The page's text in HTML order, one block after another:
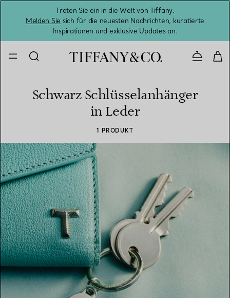
Treten Sie ein in die Welt von Tiffany.
Melden Sie sich für die neuesten Nachrichten, kuratierte
Inspirationen und exklusive Updates an.
Schwarz Schlüsselanhänger
in Leder
1 PRODUKT